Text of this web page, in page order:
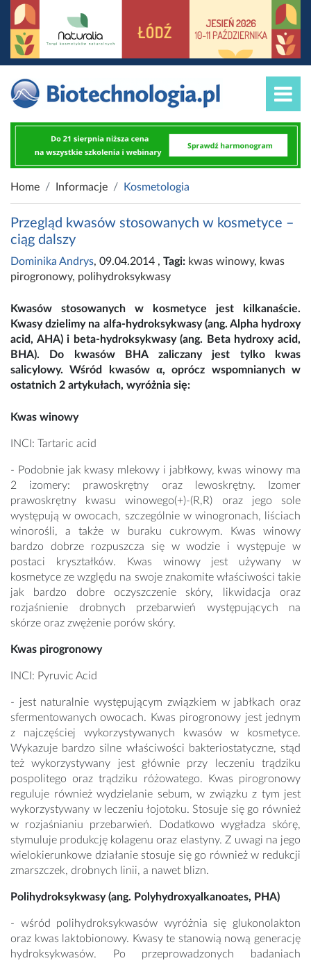
Home Informacje Kosmetologia
Przegląd kwasów stosowanych w kosmetyce –
ciąg dalszy
Dominika Andrys, 09.04.2014 , Tagi: kwas winowy, kwas
pirogronowy, polihydroksykwasy
Kwasów stosowanych w kosmetyce jest kilkanaście.
Kwasy dzielimy na alfa-hydroksykwasy (ang. Alpha hydroxy
acid, AHA) i beta-hydroksykwasy (ang. Beta hydroxy acid,
BHA). Do kwasów BHA zaliczany jest tylko kwas
salicylowy. Wśród kwasów α, oprócz wspomnianych w
ostatnich 2 artykułach, wyróżnia się:
Kwas winowy
INCI: Tartaric acid
- Podobnie jak kwasy mlekowy i jabłkowy, kwas winowy ma
2 izomery: prawoskrętny oraz lewoskrętny. Izomer
prawoskrętny kwasu winowego(+)-(R,R) oraz jego sole
występują w owocach, szczególnie w winogronach, liściach
winorośli, a także w buraku cukrowym. Kwas winowy
bardzo dobrze rozpuszcza się w wodzie i występuje w
postaci kryształków. Kwas winowy jest używany w
kosmetyce ze względu na swoje znakomite właściwości takie
jak bardzo dobre oczyszczenie skóry, likwidacja oraz
rozjaśnienie drobnych przebarwień występujących na
skórze oraz zwężenie porów skóry.
Kwas pirogronowy
INCI: Pyruvic Acid
- jest naturalnie występującym związkiem w jabłkach oraz
sfermentowanych owocach. Kwas pirogronowy jest jednym
z najczęściej wykorzystywanych kwasów w kosmetyce.
Wykazuje bardzo silne właściwości bakteriostatyczne, stąd
też wykorzystywany jest głównie przy leczeniu trądziku
pospolitego oraz trądziku różowatego. Kwas pirogronowy
reguluje również wydzielanie sebum, w związku z tym jest
wykorzystywany w leczeniu łojotoku. Stosuje się go również
w rozjaśnianiu przebarwień. Dodatkowo wygładza skórę,
stymuluje produkcję kolagenu oraz elastyny. Z uwagi na jego
wielokierunkowe działanie stosuje się go również w redukcji
zmarszczek, drobnych linii, a nawet blizn.
Polihydroksykwasy (ang. Polyhydroxyalkanoates, PHA)
- wśród polihydroksykwasów wyróżnia się glukonolakton
oraz kwas laktobionowy. Kwasy te stanowią nową generację
hydroksykwasów. Po przeprowadzonych badaniach